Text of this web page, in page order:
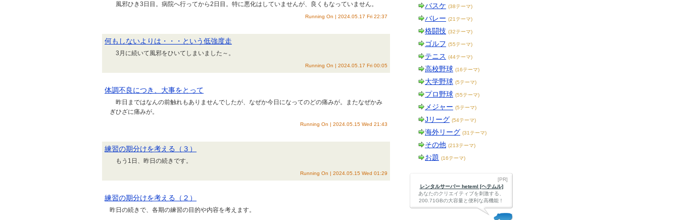
風邪ひき3日目。病院へ行ってから2日目。特に悪化はしていませんが、良くもなっていません。
Running On | 2024.05.17 Fri 22:37
何もしないよりは・・・という低強度走
3月に続いて風邪をひいてしまいました～。
Running On | 2024.05.17 Fri 00:05
体調不良につき、大事をとって
昨日まではなんの前触れもありませんでしたが、なぜか今日になってのどの痛みが。またなぜかみ
ぎひざに痛みが。
Running On | 2024.05.15 Wed 21:43
練習の期分けを考える（３）
もう1日、昨日の続きです。
Running On | 2024.05.15 Wed 01:29
練習の期分けを考える（２）
昨日の続きで、各期の練習の目的や内容を考えます。
バスケ (38テーマ)
バレー (21テーマ)
格闘技 (32テーマ)
ゴルフ (55テーマ)
テニス (44テーマ)
高校野球 (16テーマ)
大学野球 (5テーマ)
プロ野球 (55テーマ)
メジャー (5テーマ)
Jリーグ (54テーマ)
海外リーグ (31テーマ)
その他 (213テーマ)
お題 (16テーマ)
[PR]
レンタルサーバー heteml [ヘテムル]
あなたのクリエイティブを刺激する、
200.71GBの大容量と便利な高機能！